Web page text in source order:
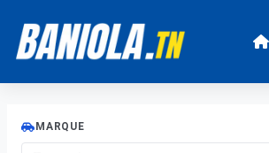
MARQUE